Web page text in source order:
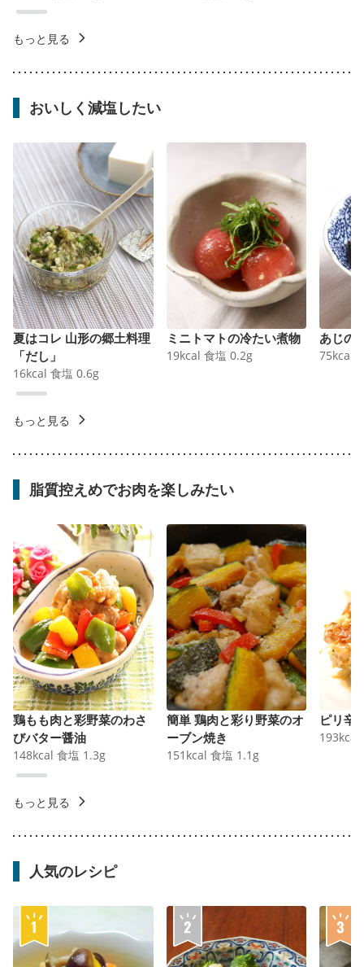
もっと見る
おいしく減塩したい
夏はコレ 山形の郷土料理
「だし」
16kcal 食塩 0.6g
ミニトマトの冷たい煮物
19kcal 食塩 0.2g
あじの
75kcal
もっと見る
脂質控えめでお肉を楽しみたい
鶏もも肉と彩野菜のわさ
びバター醤油
148kcal 食塩 1.3g
簡単 鶏肉と彩り野菜のオ
ーブン焼き
151 kcal 食塩 1.1 g
ピリ辛
193kcal
もっと見る
人気のレシピ